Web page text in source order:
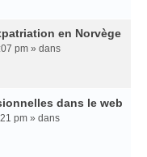
en Norvège
pm » dans
dans le web
pm » dans